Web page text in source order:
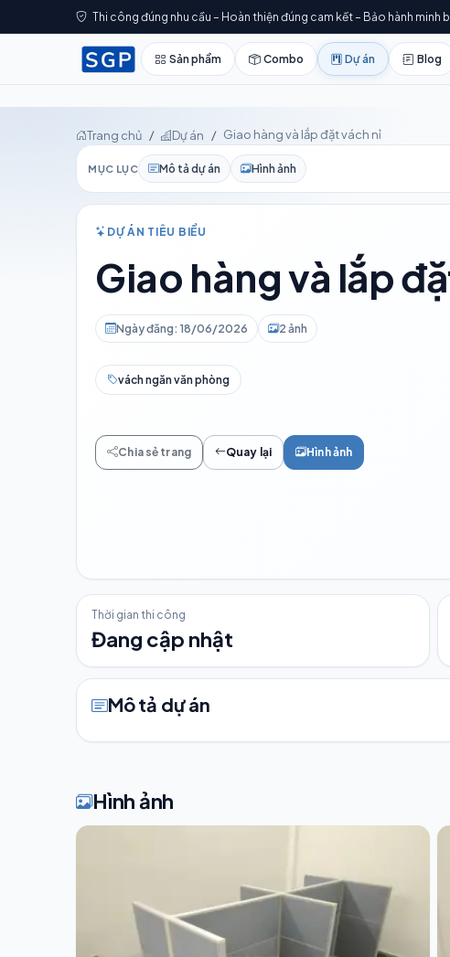
Thi công đúng nhu cầu – Hoàn thiện đúng cam kết – Bảo hành minh
Sản phẩm Combo Dự án Blog
Trang chủ Dự án Giao hàng và lắp đặt vách nỉ
MỤC LỤC Mô tả dự án Hình ảnh
DỰ ÁN TIÊU BIỂU
Giao hàng và lắp
Ngày đăng: 18/06/2026 2 ảnh
vách ngăn văn phòng
Chia sẻ trang Quay lại Hình ảnh
Thời gian thi công
Đang cập nhật
Mô tả dự án
Hình ảnh